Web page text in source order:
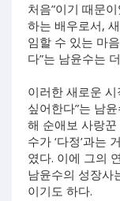
처음”이기 때문
하는 배우로서,
임할 수 있는 마
다”는 남윤수는
이러한 새로운
싶어한다”는 남
해 순애보 사랑꾼
수가 ‘다정’과는
였다. 이에 그의
남윤수의 성장사
이기도 하다.